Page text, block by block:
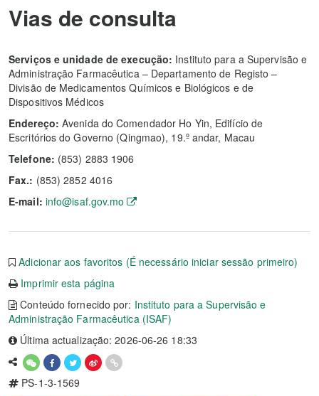
Vias de consulta
Serviços e unidade de execução: Instituto para a Supervisão e
Administração Farmacêutica – Departamento de Registo –
Divisão de Medicamentos Químicos e Biológicos e de
Dispositivos Médicos
Endereço: Avenida do Comendador Ho Yin, Edifício de
Escritórios do Governo (Qingmao), 19.º andar, Macau
Telefone: (853) 2883 1906
Fax.: (853) 2852 4016
E-mail: info@isaf.gov.mo
Adicionar aos favoritos (É necessário iniciar sessão primeiro)
Imprimir esta página
Conteúdo fornecido por: Instituto para a Supervisão e
Administração Farmacêutica (ISAF)
Última actualização: 2026-06-26 18:33
PS-1-3-1569